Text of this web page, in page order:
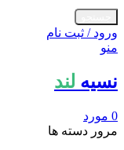
ورود / ثبت نام
منو
نسیه لند
0 مورد
مرور دسته ها